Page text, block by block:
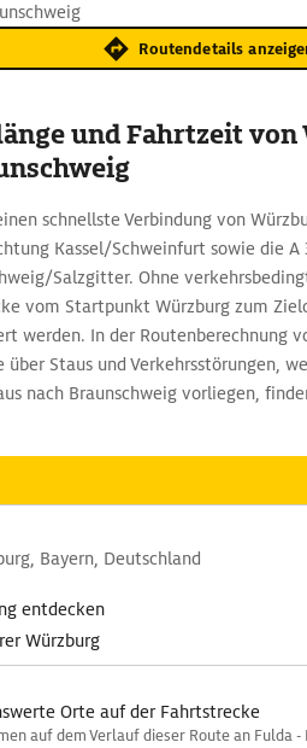
Routendetails
und Fahrtzeit von
schnellste Verbindung von
Kassel/Schweinfurt sowie die A
Salzgitter. Ohne
vom Startpunkt Würzburg zum
werden. In der Routenberechnung
Staus und Verkehrsstörungen,
nach Braunschweig vorliegen,
Bayern, Deutschland
entdecken
Würzburg
Orte auf der Fahrtstrecke
auf dem Verlauf dieser Route an Fulda